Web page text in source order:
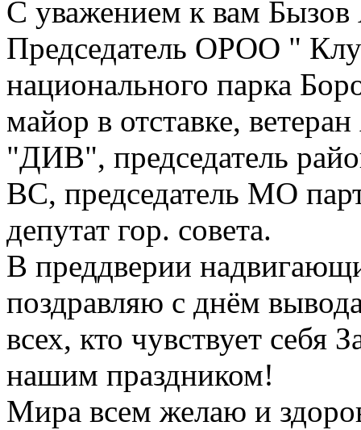
С уважением к вам
Председатель ОРОО "
национального парка
майор в отставке,
"ДИВ", председатель
ВС, председатель МО
депутат гор. совета.
В преддверии
поздравляю с днём
всех, кто чувствует себя
нашим праздником!
Мира всем желаю и